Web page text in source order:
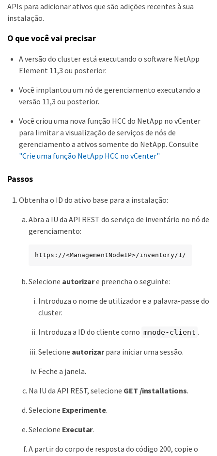
APIs para adicionar ativos que são adições recentes à sua
instalação.
O que você vai precisar
A versão do cluster está executando o software NetApp
Element 11,3 ou posterior.
Você implantou um nó de gerenciamento executando a
versão 11,3 ou posterior.
Você criou uma nova função HCC do NetApp no vCenter
para limitar a visualização de serviços de nós de
gerenciamento a ativos somente do NetApp. Consulte
"Crie uma função NetApp HCC no vCenter"
Passos
Obtenha o ID do ativo base para a instalação:
Abra a IU da API REST do serviço de inventário no nó de
gerenciamento:
https://<ManagementNodeIP>/inventory/1/
Selecione autorizare preencha o seguinte:
Introduza o nome de utilizador e a palavra-passe do
cluster.
Introduza a ID do cliente como mnode-client .
Selecione autorizarpara iniciar uma sessão.
Feche a janela.
Na IU da API REST, selecione GET ​/installations.
Selecione Experimente.
Selecione Executar.
A partir do corpo de resposta do código 200, copie o